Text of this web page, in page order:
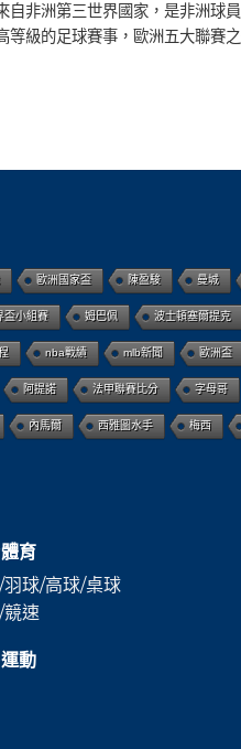
自非洲第三世界國家，是非洲球
等級的足球賽事，歐洲五大聯賽
歐洲國家盃 陳盈駿 曼城
盃小組賽 姆巴佩 波士頓塞爾提克
nba戰績 mlb新聞 歐洲盃
阿提諾 法甲聯賽比分 字母哥
內馬爾 西雅圖水手 梅西
育
羽球/高球/桌球
競速
動